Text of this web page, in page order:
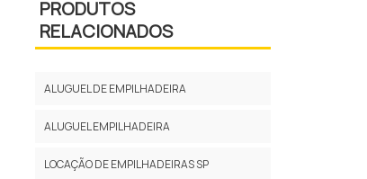
PRODUTOS
RELACIONADOS
ALUGUEL DE EMPILHADEIRA
ALUGUEL EMPILHADEIRA
LOCAÇÃO DE EMPILHADEIRAS SP